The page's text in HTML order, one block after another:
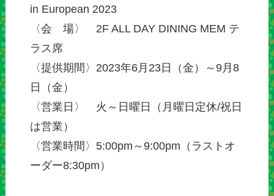
in European 2023
〈会 場〉 2F ALL DAY DINING MEM テ
ラス席
〈提供期間〉2023年6月23日（金）～9月8
日（金）
〈営業日〉 火～日曜日（月曜日定休/祝日
は営業）
〈営業時間〉5:00pm～9:00pm（ラストオ
ーダー8:30pm）